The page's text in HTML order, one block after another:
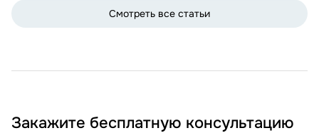
Смотреть все статьи
Закажите бесплатную консультацию